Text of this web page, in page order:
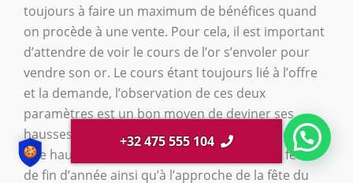
toujours à faire un maximum de bénéfices quand
on procède à une vente. Pour cela, il est important
d’attendre de voir le cours de l’or s’envoler pour
vendre son or. Le cours étant toujours lié à l’offre
et la demande, l’observation de ces deux
paramètres est un bon moyen de deviner ses
hausses. Vous pouvez par exemple vous attendre à
une hausse du cours en décembre pour les fêtes
de fin d’année ainsi qu’à l’approche de la fête du
+32 475 555 104